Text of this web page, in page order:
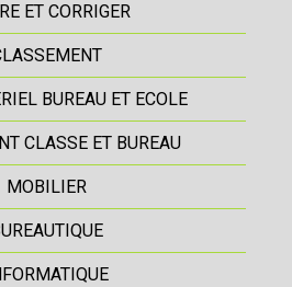
ET CORRIGER
BUREAU ET ECOLE
CLASSE ET BUREAU
MOBILIER